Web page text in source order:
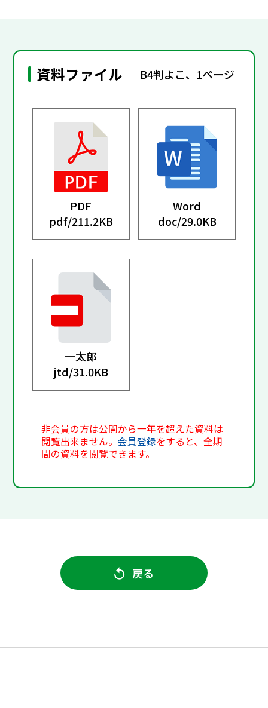
資料ファイル B4判よこ、1ページ
PDF
pdf/211.2KB
Word
doc/29.0KB
一太郎
jtd/31.0KB
非会員の方は公開から一年を超えた資料は
閲覧出来ません。会員登録をすると、全期
間の資料を閲覧できます。
戻る